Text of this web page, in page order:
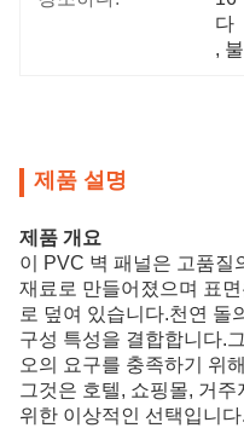
다
,
제품 설명
제품 개요
이 PVC 벽 패널은 고품질
재료로 만들어졌으며 표
로 덮여 있습니다.천연 돌
구성 특성을 결합합니다.
오의 요구를 충족하기 위
그것은 호텔, 쇼핑몰, 거
위한 이상적인 선택입니다.